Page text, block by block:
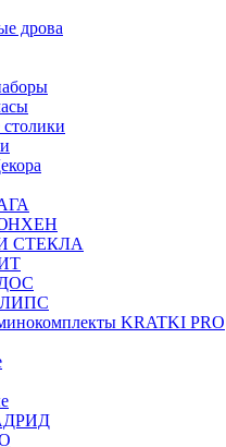
дрова
СТЕКЛА
KRATKI PRO